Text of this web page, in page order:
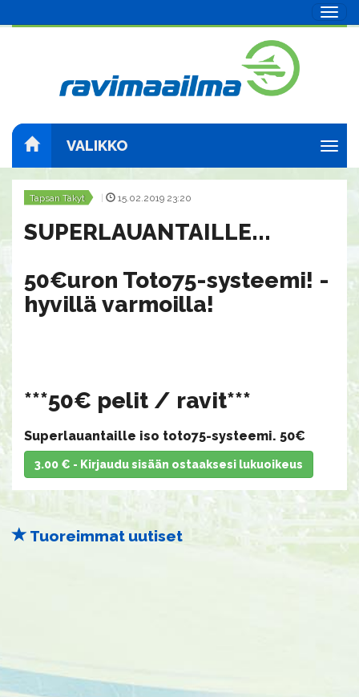
VALIKKO
Tapsan Täkyt | 15.02.2019 23:20
SUPERLAUANTAILLE...
​​​​​​​50€uron Toto75-systeemi! -
hyvillä varmoilla!
​​​​​​​***50€ pelit / ravit***
Superlauantaille iso toto75-systeemi. 50€
3.00 € - Kirjaudu sisään ostaaksesi lukuoikeus
Tuoreimmat uutiset